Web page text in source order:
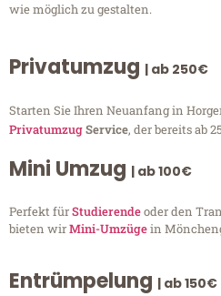
wie möglich zu gestalten.
Privatumzug | ab 250€
Starten Sie Ihren Neuanfang in
PrivatumzugService, der bereits ab
Mini Umzug | ab 100€
Perfekt fürStudierendeoder den
bieten wirMini-Umzügein
Entrümpelung | ab 150€